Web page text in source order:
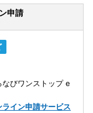
申請
びワンストップ e
イン申請サービス